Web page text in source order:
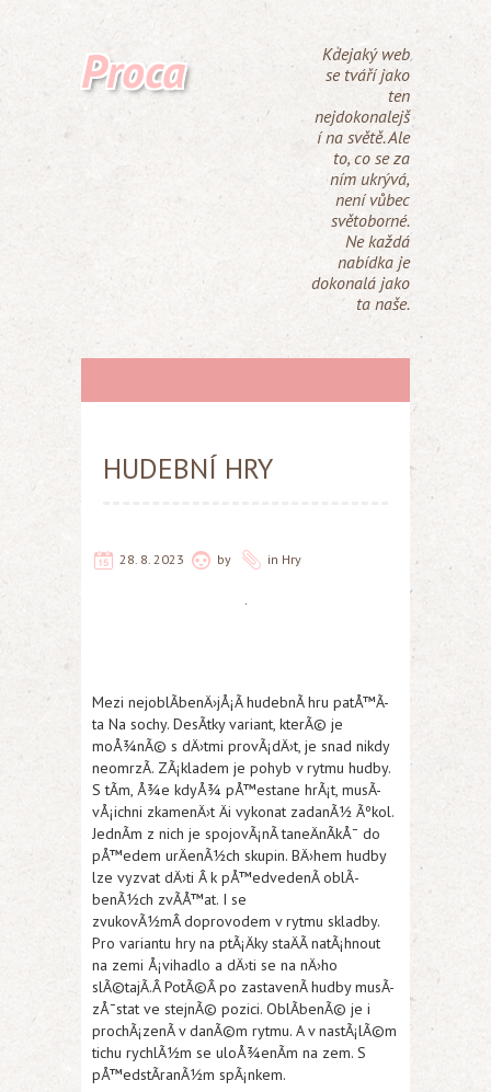
Proca
Kdejaký web
se tváří jako
ten
nejdokonalejš
í na světě. Ale
to, co se za
ním ukrývá,
není vůbec
světoborné.
Ne každá
nabídka je
dokonalá jako
ta naše.
HUDEBNÍ HRY
28. 8. 2023 by in Hry
Mezi nejoblÃ­benÄ›jÅ¡Ã­ hudebnÃ­ hru patÅ™Ã­
ta Na sochy. DesÃ­tky variant, kterÃ© je
moÅ¾nÃ© s dÄ›tmi provÃ¡dÄ›t, je snad nikdy
neomrzÃ­. ZÃ¡kladem je pohyb v rytmu hudby.
S tÃ­m, Å¾e kdyÅ¾ pÅ™estane hrÃ¡t, musÃ­
vÅ¡ichni zkamenÄ›t Äi vykonat zadanÃ½ Ãºkol.
JednÃ­m z nich je spojovÃ¡nÃ­ taneÄnÃ­kÅ¯ do
pÅ™edem urÄenÃ½ch skupin. BÄ›hem hudby
lze vyzvat dÄ›ti Â k pÅ™edvedenÃ­ oblÃ­
benÃ½ch zvÃ­Å™at. I se
zvukovÃ½mÂ doprovodem v rytmu skladby.
Pro variantu hry na ptÃ¡Äky staÄÃ­ natÃ¡hnout
na zemi Å¡vihadlo a dÄ›ti se na nÄ›ho
slÃ©tajÃ­.Â PotÃ©Â po zastavenÃ­ hudby musÃ­
zÅ¯stat ve stejnÃ© pozici. OblÃ­benÃ© je i
prochÃ¡zenÃ­ v danÃ©m rytmu. A v nastÃ¡lÃ©m
tichu rychlÃ½m se uloÅ¾enÃ­m na zem. S
pÅ™edstÃ­ranÃ½m spÃ¡nkem.